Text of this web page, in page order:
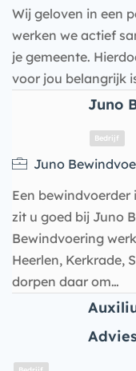
Bedrijf
Wij geloven in een
werken we actief
je gemeente.
voor jou belangrijk
Juno
Juno
Een
zit u goed bij Juno
Bewindvoering
Heerlen, Kerkrade,
dorpen daar om…